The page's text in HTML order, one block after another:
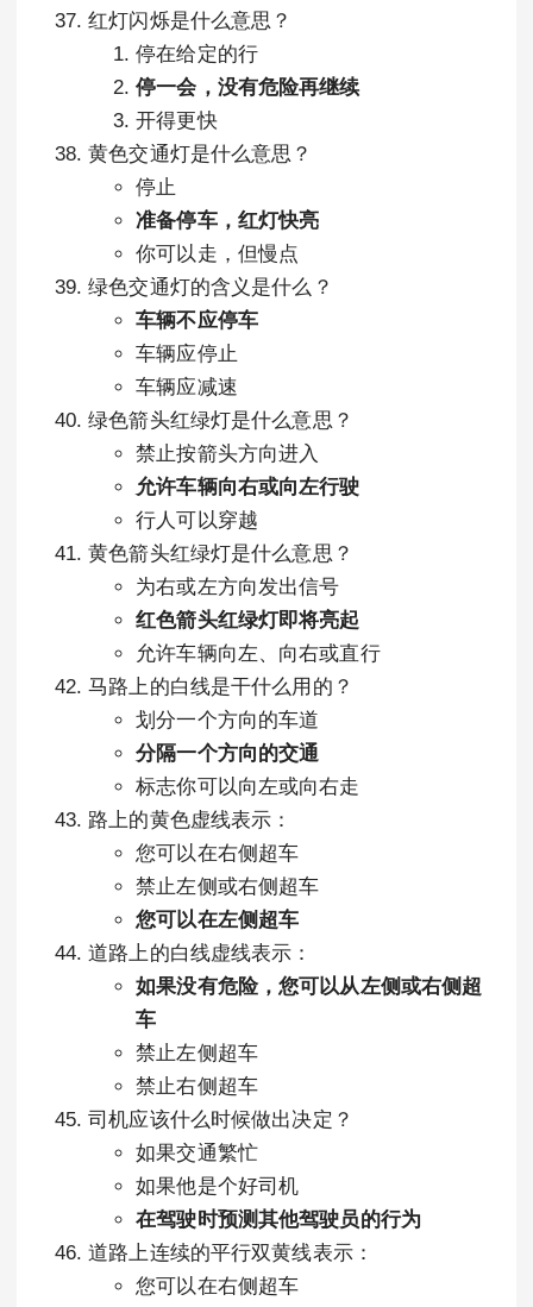
红灯闪烁是什么意思？
停在给定的行
停一会，没有危险再继续
开得更快
黄色交通灯是什么意思？
停止
准备停车，红灯快亮
你可以走，但慢点
绿色交通灯的含义是什么？
车辆不应停车
车辆应停止
车辆应减速
绿色箭头红绿灯是什么意思？
禁止按箭头方向进入
允许车辆向右或向左行驶
行人可以穿越
黄色箭头红绿灯是什么意思？
为右或左方向发出信号
红色箭头红绿灯即将亮起
允许车辆向左、向右或直行
马路上的白线是干什么用的？
划分一个方向的车道
分隔一个方向的交通
标志你可以向左或向右走
路上的黄色虚线表示：
您可以在右侧超车
禁止左侧或右侧超车
您可以在左侧超车
道路上的白线虚线表示：
如果没有危险，您可以从左侧或右侧超
车
禁止左侧超车
禁止右侧超车
司机应该什么时候做出决定？
如果交通繁忙
如果他是个好司机
在驾驶时预测其他驾驶员的行为
道路上连续的平行双黄线表示：
您可以在右侧超车